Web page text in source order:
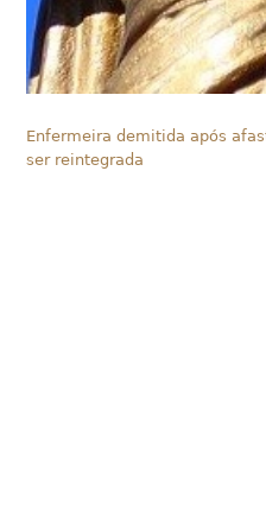
Enfermeira demitida após
ser reintegrada